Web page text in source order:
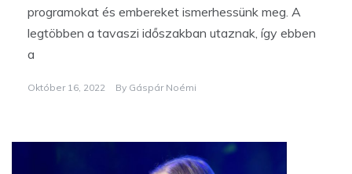
programokat és embereket ismerhessünk meg. A
legtöbben a tavaszi időszakban utaznak, így ebben
a
Október 16, 2022 By Gáspár Noémi